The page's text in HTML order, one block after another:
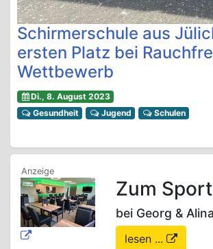
Schirmerschule aus
ersten Platz bei
Wettbewerb
Di., 8. August 2023
Gesundheit
Jugend Schulen
Zum
bei Georg & Alina
lesen ...